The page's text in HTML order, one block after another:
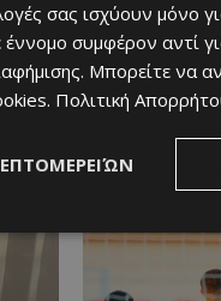
ΑΕΛ
Ανάρτηση απο
αξιοποίηση
04/08/2026
σας ισχύουν μόνο
συμφέρον αντί
. Μπορείτε να
. Πολιτική